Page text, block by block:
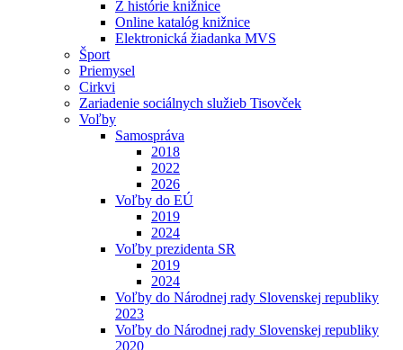
Z histórie knižnice
Online katalóg knižnice
Elektronická žiadanka MVS
Šport
Priemysel
Cirkvi
Zariadenie sociálnych služieb Tisovček
Voľby
Samospráva
2018
2022
2026
Voľby do EÚ
2019
2024
Voľby prezidenta SR
2019
2024
Voľby do Národnej rady Slovenskej republiky
2023
Voľby do Národnej rady Slovenskej republiky
2020